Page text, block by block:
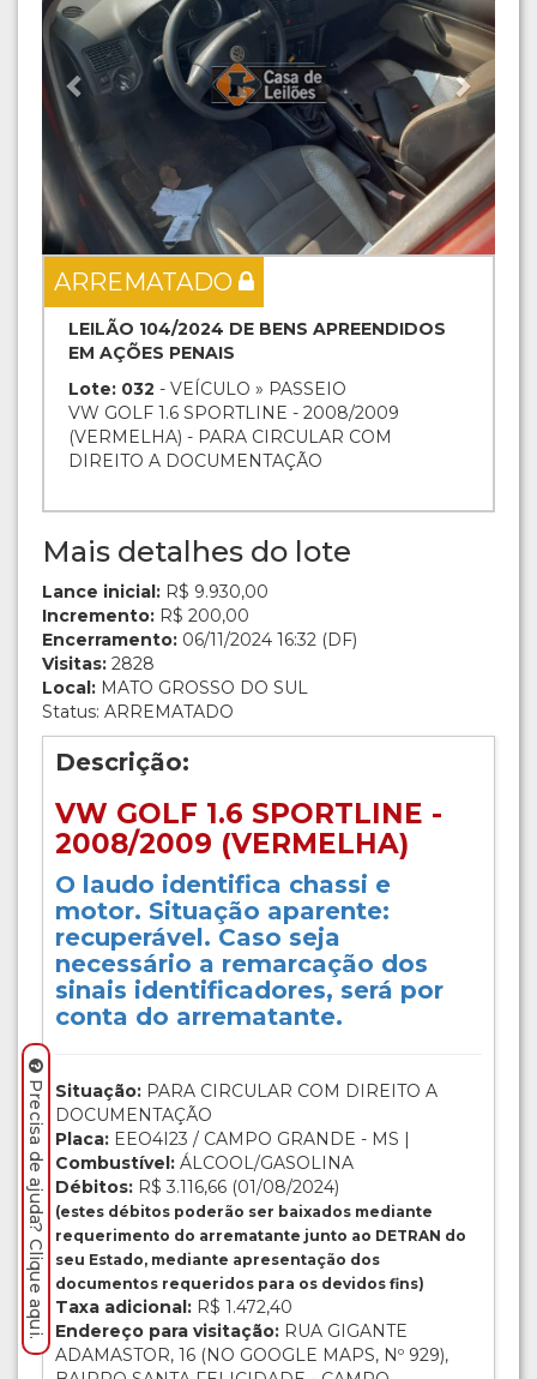
ARREMATADO
LEILÃO 104/2024 DE BENS APREENDIDOS
EM AÇÕES PENAIS
Lote: 032 - VEÍCULO » PASSEIO
VW GOLF 1.6 SPORTLINE - 2008/2009
(VERMELHA) - PARA CIRCULAR COM
DIREITO A DOCUMENTAÇÃO
Mais detalhes do lote
Lance inicial: R$ 9.930,00
Incremento: R$ 200,00
Encerramento: 06/11/2024 16:32 (DF)
Visitas: 2828
Local: MATO GROSSO DO SUL
Status: ARREMATADO
Descrição:
VW GOLF 1.6 SPORTLINE -
2008/2009 (VERMELHA)
O laudo identifica chassi e
motor. Situação aparente:
recuperável. Caso seja
necessário a remarcação dos
sinais identificadores, será por
conta do arrematante.
Situação: PARA CIRCULAR COM DIREITO A
DOCUMENTAÇÃO
Placa: EEO4I23 / CAMPO GRANDE - MS |
Combustível: ÁLCOOL/GASOLINA
Débitos: R$ 3.116,66 (01/08/2024)
(estes débitos poderão ser baixados mediante
requerimento do arrematante junto ao DETRAN do
seu Estado, mediante apresentação dos
documentos requeridos para os devidos fins)
Taxa adicional: R$ 1.472,40
Endereço para visitação: RUA GIGANTE
ADAMASTOR, 16 (NO GOOGLE MAPS, Nº 929),
Precisa de ajuda? Clique aqui.